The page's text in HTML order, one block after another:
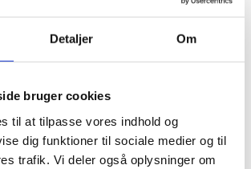
Detaljer Om
bruger cookies
til at tilpasse vores indhold og
dig funktioner til sociale medier og til
trafik. Vi deler også oplysninger om
DENMARK